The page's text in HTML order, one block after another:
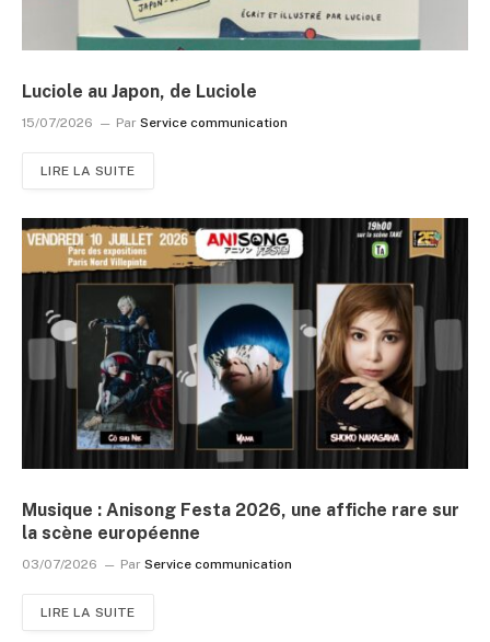
Luciole au Japon, de Luciole
15/07/2026 Par Service communication
LIRE LA SUITE
Musique : Anisong Festa 2026, une affiche rare sur
la scène européenne
03/07/2026 Par Service communication
LIRE LA SUITE